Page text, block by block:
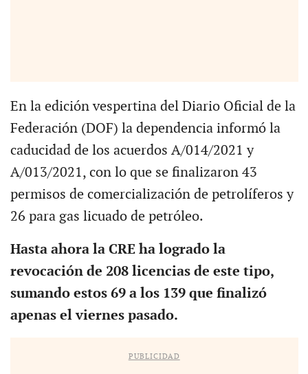
En la edición vespertina del Diario Oficial de la
Federación (DOF) la dependencia informó la
caducidad de los acuerdos A/014/2021 y
A/013/2021, con lo que se finalizaron 43
permisos de comercialización de petrolíferos y
26 para gas licuado de petróleo.
Hasta ahora la CRE ha logrado la
revocación de 208 licencias de este tipo,
sumando estos 69 a los 139 que finalizó
apenas el viernes pasado.
PUBLICIDAD